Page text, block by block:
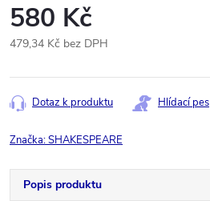
580 Kč
479,34 Kč bez DPH
cena:
Dotaz k produktu Hlídací pes
Značka:SHAKESPEARE
Popis produktu